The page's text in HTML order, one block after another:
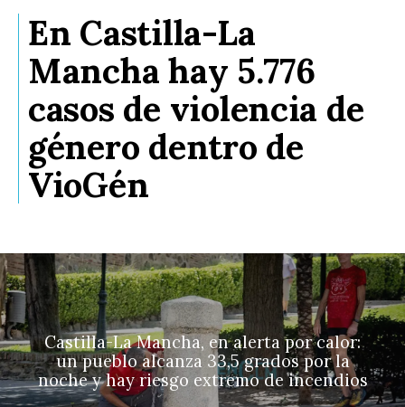
En Castilla-La
Mancha hay 5.776
casos de violencia de
género dentro de
VioGén
Castilla-La Mancha, en alerta por calor:
un pueblo alcanza 33,5 grados por la
noche y hay riesgo extremo de incendios